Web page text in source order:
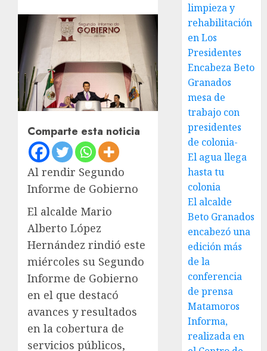
Comparte esta noticia
Al rendir Segundo
Informe de Gobierno
El alcalde Mario
Alberto López
Hernández rindió este
miércoles su Segundo
Informe de Gobierno
en el que destacó
avances y resultados
en la cobertura de
servicios públicos,
limpieza y
rehabilitación
en Los
Presidentes
Encabeza Beto
Granados
mesa de
trabajo con
presidentes
de colonia-
El agua llega
hasta tu
colonia
El alcalde
Beto Granados
encabezó una
edición más
de la
conferencia
de prensa
Matamoros
Informa,
realizada en